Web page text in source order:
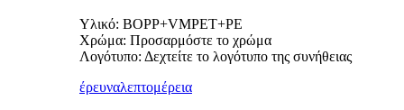
Υλικό: BOPP+VMPET+PE
Χρώμα: Προσαρμόστε το χρώμα
Λογότυπο: Δεχτείτε το λογότυπο της συνήθειας
έρευναλεπτομέρεια